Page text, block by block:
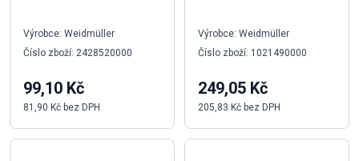
Výrobce: Weidmüller
Číslo zboží: 2428520000
99,10 Kč
81,90 Kč bez DPH
Výrobce: Weidmüller
Číslo zboží: 1021490000
249,05 Kč
205,83 Kč bez DPH